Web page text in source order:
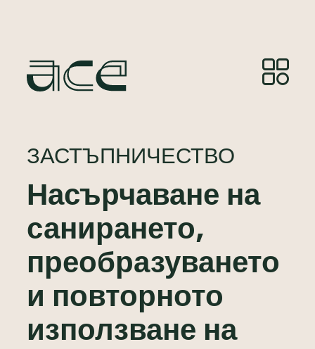
ЗАСТЪПНИЧЕСТВО
Насърчаване на
санирането,
преобразуването
и повторното
използване на